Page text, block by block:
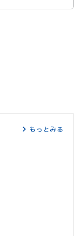
もっとみる